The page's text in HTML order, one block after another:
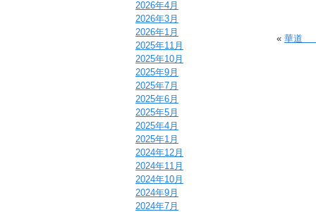
« 華道
2026年4月
2026年3月
2026年1月
2025年11月
2025年10月
2025年9月
2025年7月
2025年6月
2025年5月
2025年4月
2025年1月
2024年12月
2024年11月
2024年10月
2024年9月
2024年7月